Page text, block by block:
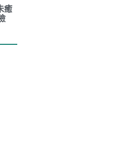
癒